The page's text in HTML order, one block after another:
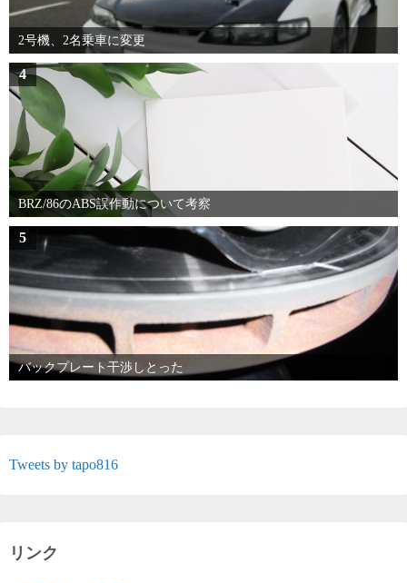
2号機、2名乗車に変更
4
BRZ/86のABS誤作動について考察
5
バックプレート干渉しとった
Tweets by tapo816
リンク